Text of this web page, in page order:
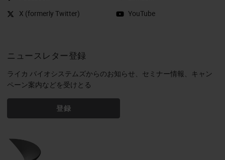
X (formerly Twitter)
YouTube
ニュースレター登録
ライカ バイオシステムズからのお知らせ、セミナー情報、キャン
ペーン案内などを受けとる
登録